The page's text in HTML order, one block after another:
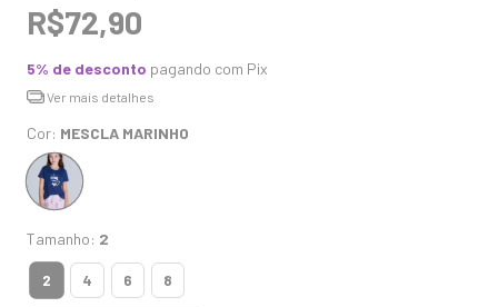
R$72,90
5% de desconto pagando com Pix
Ver mais detalhes
Cor: MESCLA MARINHO
Tamanho: 2
2 4 6 8